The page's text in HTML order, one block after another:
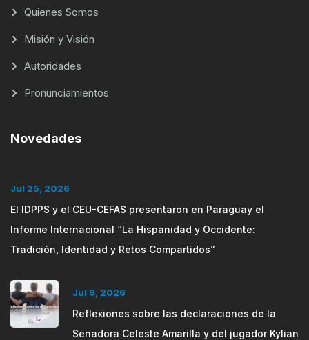
Quienes Somos
Misión y Visión
Autoridades
Pronunciamientos
Novedades
Jul 25, 2026
El IDPPS y el CEU-CEFAS presentaron en Paraguay el
Informe Internacional “La Hispanidad y Occidente:
Tradición, Identidad y Retos Compartidos”
Jul 9, 2026
Reflexiones sobre las declaraciones de la
Senadora Celeste Amarilla y del jugador Kylian